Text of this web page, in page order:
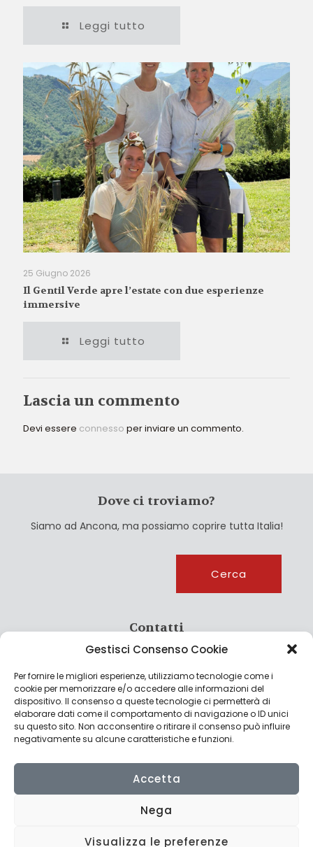
Gestisci Consenso Cookie
Per fornire le migliori esperienze, utilizziamo tecnologie come i
cookie per memorizzare e/o accedere alle informazioni del
dispositivo. Il consenso a queste tecnologie ci permetterà di
elaborare dati come il comportamento di navigazione o ID unici
su questo sito. Non acconsentire o ritirare il consenso può influire
negativamente su alcune caratteristiche e funzioni.
Accetta
Nega
Visualizza le preferenze
Leggi tutto
25 Giugno 2026
Il Gentil Verde apre l’estate con due esperienze
immersive
Leggi tutto
Lascia un commento
Devi essere connesso per inviare un commento.
Dove ci troviamo?
Siamo ad Ancona, ma possiamo coprire tutta Italia!
Cerca
Contatti
info@culturagroalimentare.com
Note legali
Privacy Policy